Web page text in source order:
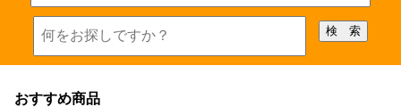
おすすめ商品